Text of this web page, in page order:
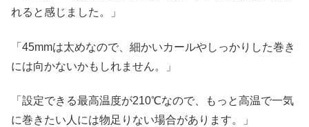
れると感じました。」
「45mmは太めなので、細かいカールやしっかりした巻き
には向かないかもしれません。」
「設定できる最高温度が210℃なので、もっと高温で一気
に巻きたい人には物足りない場合があります。」